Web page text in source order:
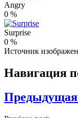
Angry
0 %
Surprise
0 %
Источник
Навигация
Предыдущая